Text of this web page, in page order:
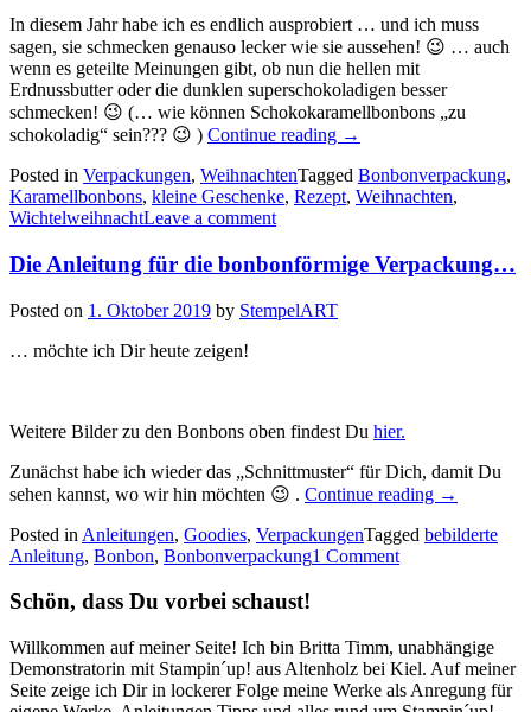
In diesem Jahr habe ich es endlich ausprobiert … und ich muss
sagen, sie schmecken genauso lecker wie sie aussehen! 😉 … auch
wenn es geteilte Meinungen gibt, ob nun die hellen mit
Erdnussbutter oder die dunklen superschokoladigen besser
schmecken! 😉 (… wie können Schokokaramellbonbons „zu
schokoladig“ sein??? 😉 ) Continue reading
„Mit
gemacht
–
der
Wichtelwerkstatt…“
→
Posted in Verpackungen, WeihnachtenTagged Bonbonverpackung,
Karamellbonbons, kleine Geschenke, Rezept, Weihnachten,
WichtelweihnachtLeave a comment
Die Anleitung für die bonbonförmige Verpackung…
Posted on 1. Oktober 2019 by StempelART
… möchte ich Dir heute zeigen!
Weitere Bilder zu den Bonbons oben findest Du hier.
Zunächst habe ich wieder das „Schnittmuster“ für Dich, damit Du
sehen kannst, wo wir hin möchten 😉 . Continue reading
„Die
für
→
Posted in Anleitungen, Goodies, VerpackungenTagged bebilderte
Anleitung, Bonbon, Bonbonverpackung1 Comment
Schön, dass Du vorbei schaust!
Willkommen auf meiner Seite! Ich bin Britta Timm, unabhängige
Demonstratorin mit Stampin´up! aus Altenholz bei Kiel. Auf meiner
Seite zeige ich Dir in lockerer Folge meine Werke als Anregung für